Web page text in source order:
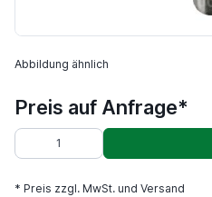
Abbildung ähnlich
Preis auf Anfrage*
* Preis zzgl. MwSt. und Versand